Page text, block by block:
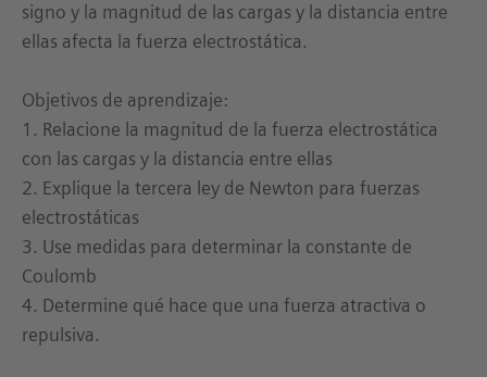
signo y la magnitud de las cargas y la distancia entre
ellas afecta la fuerza electrostática.
Objetivos de aprendizaje:
1. Relacione la magnitud de la fuerza electrostática
con las cargas y la distancia entre ellas
2. Explique la tercera ley de Newton para fuerzas
electrostáticas
3. Use medidas para determinar la constante de
Coulomb
4. Determine qué hace que una fuerza atractiva o
repulsiva.